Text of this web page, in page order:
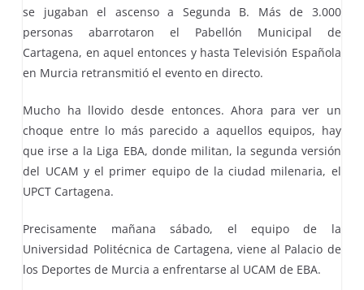
se jugaban el ascenso a Segunda B. Más de 3.000
personas abarrotaron el Pabellón Municipal de
Cartagena, en aquel entonces y hasta Televisión Española
en Murcia retransmitió el evento en directo.
Mucho ha llovido desde entonces. Ahora para ver un
choque entre lo más parecido a aquellos equipos, hay
que irse a la Liga EBA, donde militan, la segunda versión
del UCAM y el primer equipo de la ciudad milenaria, el
UPCT Cartagena.
Precisamente mañana sábado, el equipo de la
Universidad Politécnica de Cartagena, viene al Palacio de
los Deportes de Murcia a enfrentarse al UCAM de EBA.